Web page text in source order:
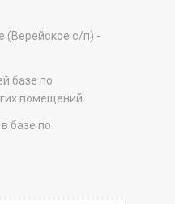
(Верейское с/п) -
базе по
помещений.
базе по